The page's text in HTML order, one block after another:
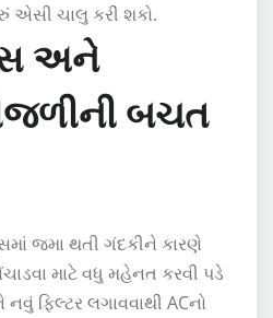
એસી ચાલુ કરી શકો.
અને
બચત
જમા થતી ગંદકીને કારણે
માટે વધુ મહેનત કરવી પડે
ફિલ્ટર લગાવવાથી ACનો